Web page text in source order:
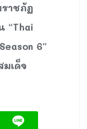
าชภัฏ
“Thai
6”
เด็จ